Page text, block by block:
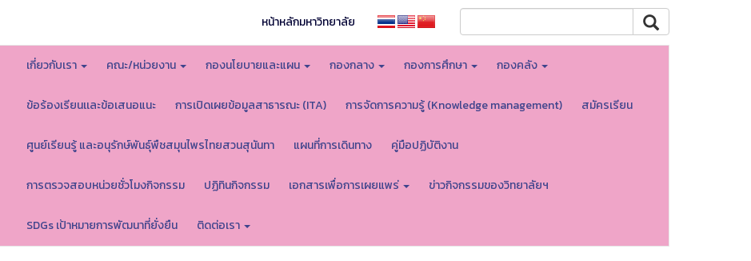
หน้าหลักมหาวิทยาลัย
เกี่ยวกับเรา คณะ/หน่วยงาน กองนโยบายและแผน กองกลาง กองการศึกษา กองคลัง
ข้อร้องเรียนเเละข้อเสนอแนะ การเปิดเผยข้อมูลสาธารณะ (ITA) การจัดการความรู้ (Knowledge management) สมัครเรียน
ศูนย์เรียนรู้ และอนุรักษ์พันธุ์พืชสมุนไพรไทยสวนสุนันทา แผนที่การเดินทาง คู่มือปฏิบัติงาน
การตรวจสอบหน่วยชั่วโมงกิจกรรม ปฏิทินกิจกรรม เอกสารเพื่อการเผยแพร่ ข่าวกิจกรรมของวิทยาลัยฯ
SDGs เป้าหมายการพัฒนาที่ยั่งยืน ติดต่อเรา